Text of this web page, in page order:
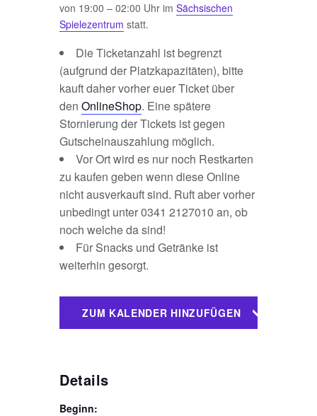
von 19:00 – 02:00 Uhr im Sächsischen
Spielezentrum statt.
Die Ticketanzahl ist begrenzt
(aufgrund der Platzkapazitäten), bitte
kauft daher vorher euer Ticket über
den OnlineShop. Eine spätere
Stornierung der Tickets ist gegen
Gutscheinauszahlung möglich.
Vor Ort wird es nur noch Restkarten
zu kaufen geben wenn diese Online
nicht ausverkauft sind. Ruft aber vorher
unbedingt unter 0341 2127010 an, ob
noch welche da sind!
Für Snacks und Getränke ist
weiterhin gesorgt.
ZUM KALENDER HINZUFÜGEN
Details
Beginn: